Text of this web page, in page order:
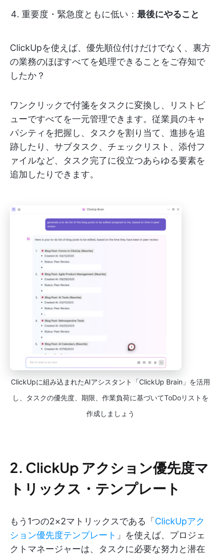
重要度・緊急度ともに低い： 最後にやること
ClickUpを使えば、優先順位付けだけでなく、裏方
の業務のほぼすべてを処理できることをご存知で
したか？
ワンクリックで付箋をタスクに変換し、リストビ
ューですべてを一元管理できます。従業員のキャ
パシティを把握し、タスクを割り当て、進捗を追
跡したり、サブタスク、チェックリスト、添付フ
ァイルなど、タスク完了に役立つあらゆる要素を
追加したりできます。
ClickUpに組み込まれたAIアシスタント「ClickUp Brain」を活用
し、タスクの優先度、期限、作業負荷に基づいてToDoリストを
作成しましょう
2. ClickUp アクション優先度マ
トリックス・テンプレート
もう1つの2×2マトリックスである「 ClickUpアク
ション優先度テンプレート 」を使えば、プロジェ
クトマネージャーは、タスクに必要な努力と潜在